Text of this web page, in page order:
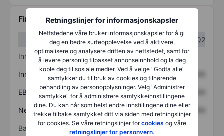
Retningslinjer for informasjonskapsler
Nettstedene våre bruker informasjonskapsler for å gi
deg en bedre surfeopplevelse ved å aktivere,
optimalisere og analysere driften av nettstedet, samt for
å levere personlig tilpasset annonseinnhold og la deg
koble deg til sosiale medier. Ved å velge "Godta alle"
samtykker du til bruk av cookies og tilhørende
behandling av personopplysninger. Velg "Administrer
samtykke" for å administrere samtykkeinnstillingene
dine. Du kan når som helst endre innstillingene dine eller
trekke tilbake samtykket ditt via siden med retningslinjer
for cookies. Se våre retningslinjer forcookies og våre
retningslinjer for personvern.
Finansiell informasjon
Q1
Q2
Inntektsoversikt
Inntekter XXXXXXX XXXXXXX
EBITDA XXXXXXX XXXXXXX
Nettoinntekt XXXXXXX XXXXXXX
Balanse